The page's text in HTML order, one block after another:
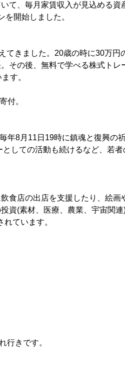
て、毎月家賃収入が見込める資
開始しました。
てきました。20歳の時に30万円
その後、無料で学べる株式トレ
す。
付。
年8月11日19時に鎮魂と復興の
しての活動も続けるなど、若者
食店の出店を支援したり、絵画
資(素材、医療、農業、宇宙関連
ています。
行きです。